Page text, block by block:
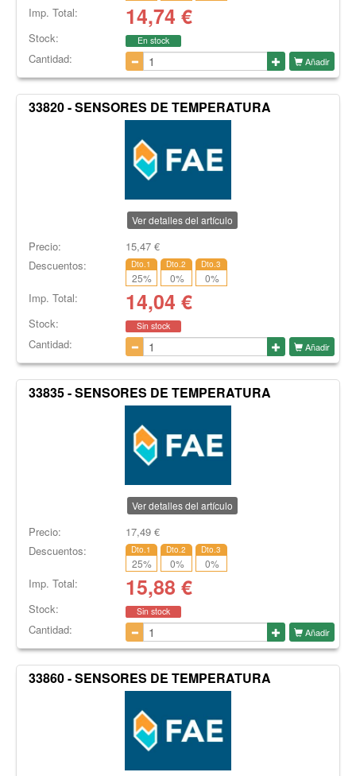
Imp. Total: 14,74 €
Stock: En stock
Cantidad: Añadir
33820 - SENSORES DE TEMPERATURA
Ver detalles del artículo
Precio: 15,47€
Descuentos:
Dto.1
25%
Dto.2
0%
Dto.3
0%
Imp. Total: 14,04 €
Stock: Sin stock
Cantidad: Añadir
33835 - SENSORES DE TEMPERATURA
Ver detalles del artículo
Precio: 17,49€
Descuentos:
Dto.1
25%
Dto.2
0%
Dto.3
0%
Imp. Total: 15,88 €
Stock: Sin stock
Cantidad: Añadir
33860 - SENSORES DE TEMPERATURA